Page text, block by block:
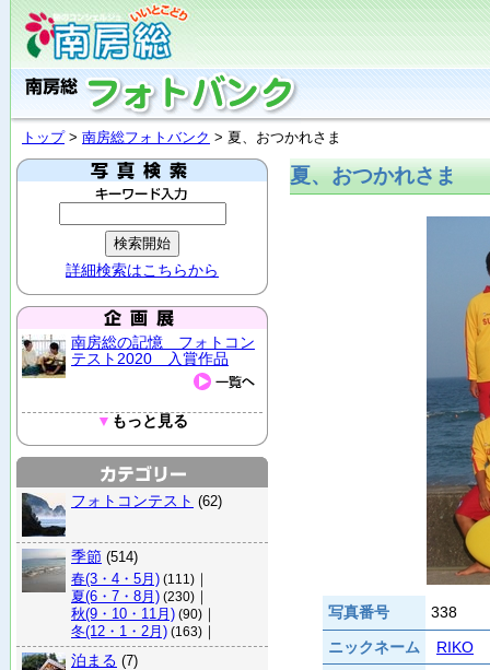
トップ> 南房総フォトバンク > 夏、おつかれさま
詳細検索はこちらから
南房総の記憶 フォトコン
テスト2020 入賞作品
▼ もっと見る
フォトコンテスト (62)
季節 (514)
春(3・4・5月) (111) ｜
夏(6・7・8月) (230) ｜
秋(9・10・11月) (90) ｜
冬(12・1・2月) (163) ｜
泊まる (7)
夏、おつかれさま
写真番号
338
ニックネーム
RIKO